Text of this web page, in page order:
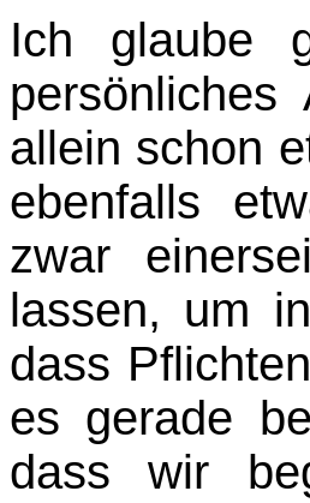
Ich glaube
allein schon
ebenfalls
zwar
lassen, um
dass
es gerade
dass wir